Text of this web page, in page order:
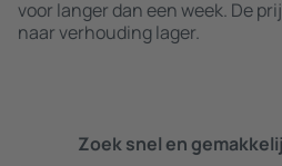
voor langer dan een week. De
naar verhouding lager.
Zoek snel en